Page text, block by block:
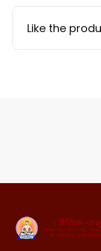
Like the